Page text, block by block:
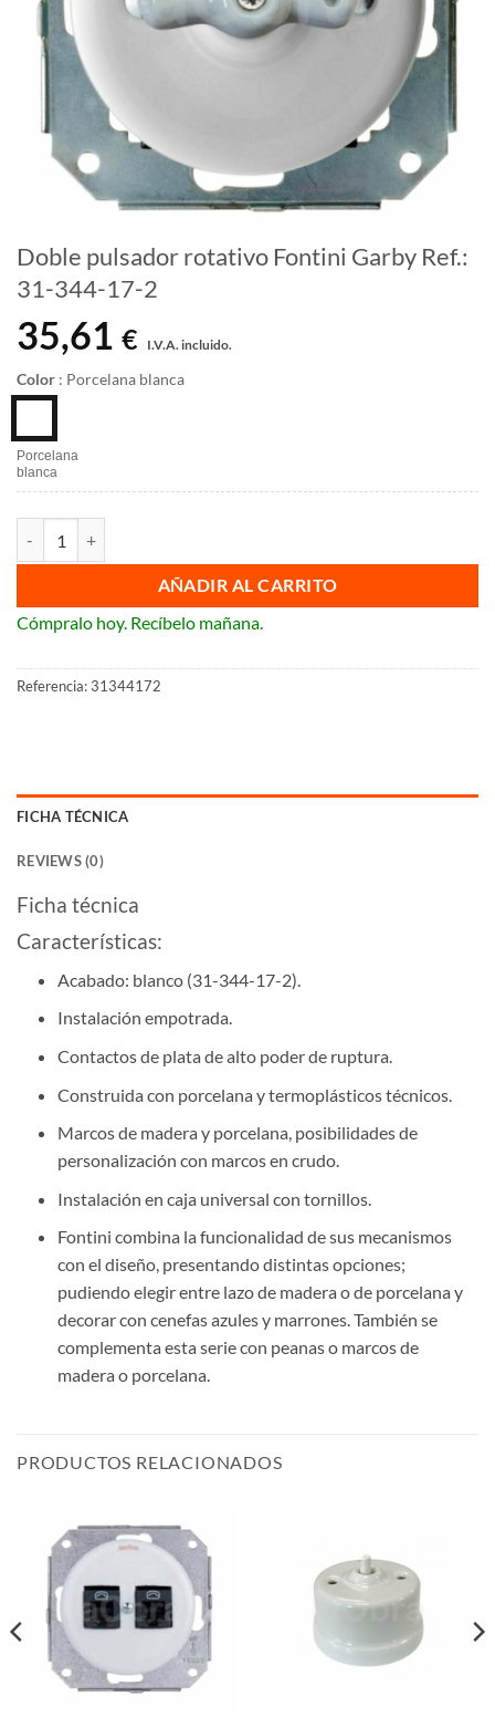
Doble pulsador rotativo Fontini Garby Ref.:
31-344-17-2
35,61 € I.V.A. incluido.
Color : Porcelana blanca
Porcelana
blanca
AÑADIR AL CARRITO
Cómpralo hoy. Recíbelo mañana.
Referencia:31344172
FICHA TÉCNICA
REVIEWS (0)
Ficha técnica
Características:
Acabado: blanco (31-344-17-2).
Instalación empotrada.
Contactos de plata de alto poder de ruptura.
Construida con porcelana y termoplásticos técnicos.
Marcos de madera y porcelana, posibilidades de
personalización con marcos en crudo.
Instalación en caja universal con tornillos.
Fontini combina la funcionalidad de sus mecanismos
con el diseño, presentando distintas opciones;
pudiendo elegir entre lazo de madera o de porcelana y
decorar con cenefas azules y marrones. También se
complementa esta serie con peanas o marcos de
madera o porcelana.
PRODUCTOS RELACIONADOS